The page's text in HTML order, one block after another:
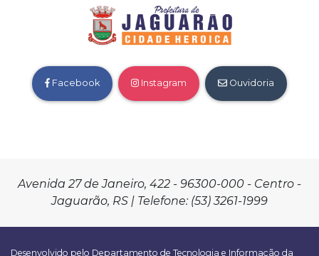
Facebook Instagram Ouvidoria
Avenida 27 de Janeiro, 422 - 96300-000 - Centro -
Jaguarão, RS | Telefone: (53) 3261-1999
Desenvolvido pelo Departamento de Tecnologia e Informação da